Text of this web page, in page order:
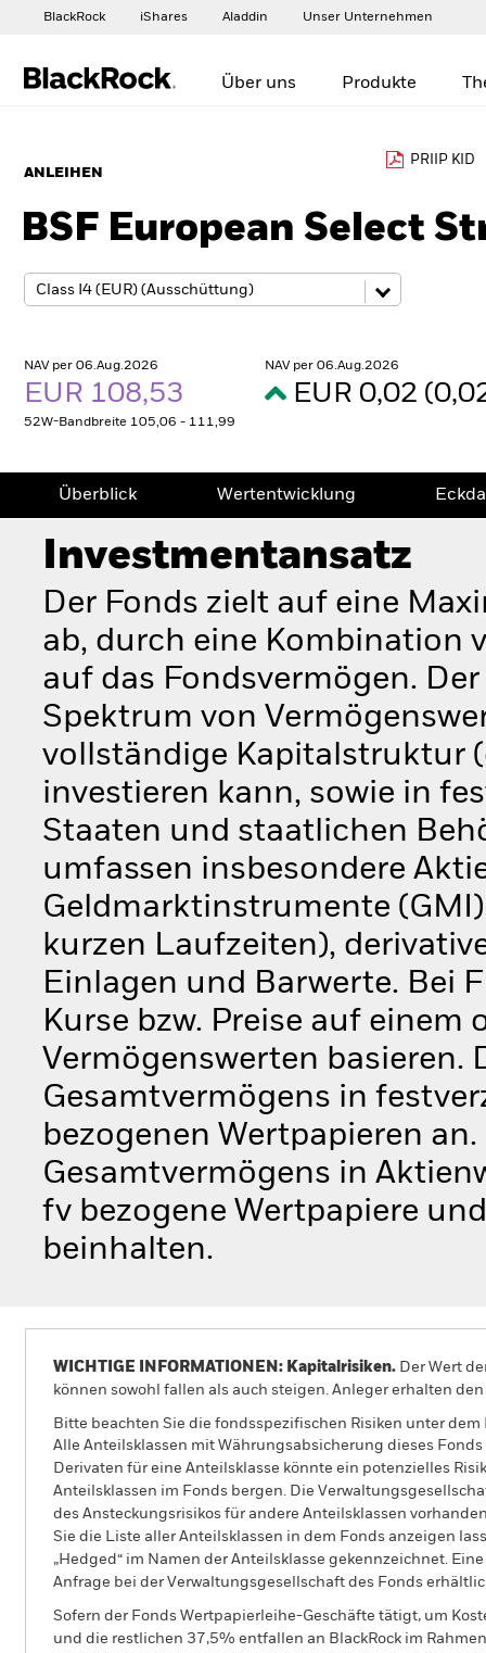
BlackRock iShares Aladdin Unser Unternehmen
Über uns Produkte
ANLEIHEN
PRIIP KID
BSF European Select
NAV per 06.Aug.2026
EUR 108,53
52W-Bandbreite 105,06 - 111,99
NAV per 06.Aug.2026
EUR 0,02
Überblick Wertentwicklung
Investmentansatz
Der Fonds zielt auf eine
ab, durch eine Kombination
auf das Fondsvermögen.
Spektrum von
vollständige Kapitalstruktur
investieren kann, sowie in
Staaten und staatlichen
umfassen insbesondere
Geldmarktinstrumente
kurzen Laufzeiten),
Einlagen und Barwerte. Bei
Kurse bzw. Preise auf
Vermögenswerten basieren.
Gesamtvermögens in
bezogenen Wertpapieren
Gesamtvermögens in
fv bezogene Wertpapiere
beinhalten.
WICHTIGE INFORMATIONEN: Kapitalrisiken. Der Wert
können sowohl fallen als auch steigen. Anleger erhalten
Bitte beachten Sie die fondsspezifischen Risiken unter dem
Alle Anteilsklassen mit Währungsabsicherung dieses
Derivaten für eine Anteilsklasse könnte ein potenzielles
Anteilsklassen im Fonds bergen. Die
des Ansteckungsrisikos für andere Anteilsklassen
Sie die Liste aller Anteilsklassen in dem Fonds anzeigen
„Hedged“ im Namen der Anteilsklasse gekennzeichnet.
Anfrage bei der Verwaltungsgesellschaft des Fonds
Sofern der Fonds Wertpapierleihe-Geschäfte tätigt, um
und die restlichen 37,5% entfallen an BlackRock im